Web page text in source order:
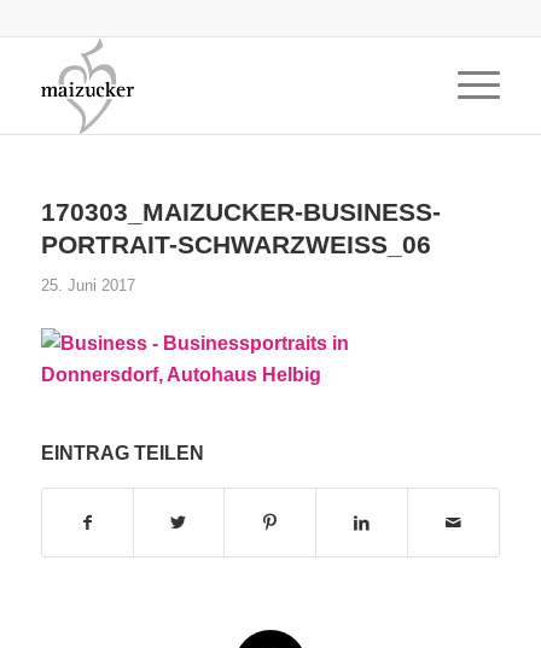
170303_MAIZUCKER-BUSINESS-
PORTRAIT-SCHWARZWEISS_06
25. Juni 2017
EINTRAG TEILEN